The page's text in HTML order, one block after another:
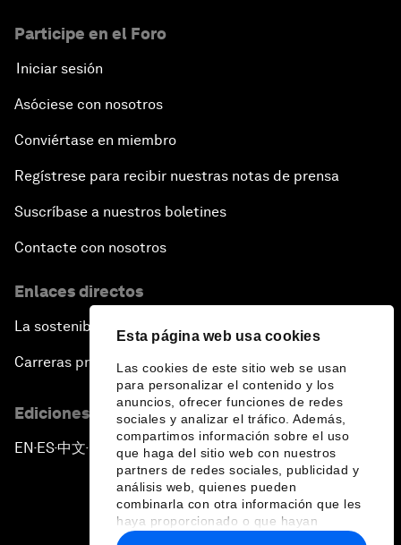
Esta página web usa cookies
Las cookies de este sitio web se usan
para personalizar el contenido y los
anuncios, ofrecer funciones de redes
sociales y analizar el tráfico. Además,
compartimos información sobre el uso
que haga del sitio web con nuestros
partners de redes sociales, publicidad y
análisis web, quienes pueden
combinarla con otra información que les
haya proporcionado o que hayan
recopilado a partir del uso que haya
Participe en el Foro
Iniciar sesión
Asóciese con nosotros
Conviértase en miembro
Regístrese para recibir nuestras notas de prensa
Suscríbase a nuestros boletines
Contacte con nosotros
Enlaces directos
La sostenibilidad en el Foro
Carreras profesionales
Ediciones en otros idiomas
EN ▪ES▪中文▪ 日本語